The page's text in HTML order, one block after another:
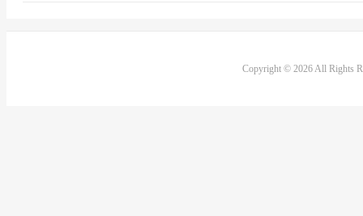
Copyright © 2026 All Rights